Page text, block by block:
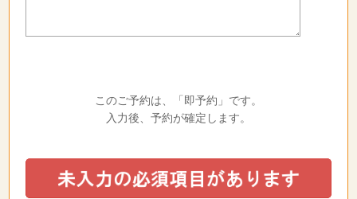
このご予約は、「即予約」です。
入力後、予約が確定します。